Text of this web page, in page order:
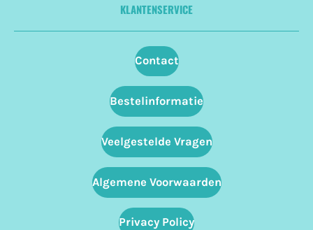
KLANTENSERVICE
Contact
Bestelinformatie
Veelgestelde Vragen
Algemene Voorwaarden
Privacy Policy